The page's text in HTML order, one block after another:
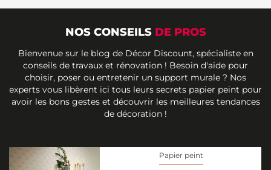
NOS CONSEILS DE PROS
Bienvenue sur le blog de Décor Discount, spécialiste en
conseils de travaux et rénovation ! Besoin d'aide pour
choisir, poser ou entretenir un support murale ? Nos
experts vous libèrent ici tous leurs secrets papier peint pour
avoir les bons gestes et découvrir les meilleures tendances
de décoration !
Papier peint